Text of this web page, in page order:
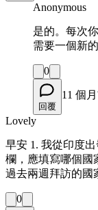
Anonymous
是的。每次
需要一個新
0
回覆
11 個
Lovely
早安 1. 我從印度
欄，應填寫哪個國
過去兩週拜訪的國
0